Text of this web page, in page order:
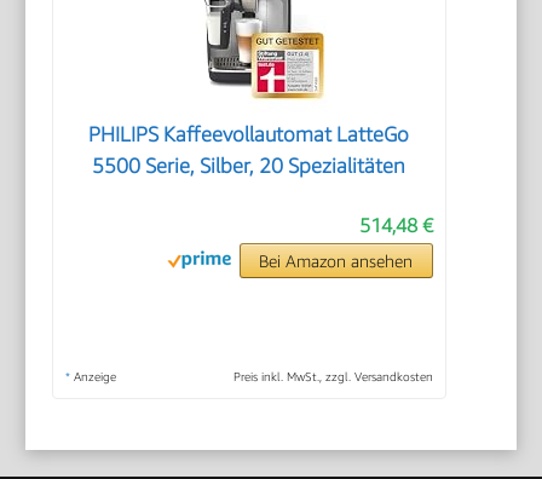
PHILIPS Kaffeevollautomat LatteGo
5500 Serie, Silber, 20 Spezialitäten
514,48 €
Bei Amazon ansehen
* Anzeige Preis inkl. MwSt., zzgl. Versandkosten